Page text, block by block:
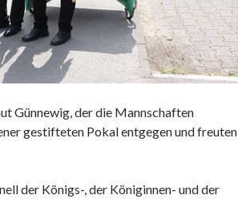
Günnewig, der die Mannschaften
gestifteten Pokal entgegen und freuten
der Königs-, der Königinnen- und der